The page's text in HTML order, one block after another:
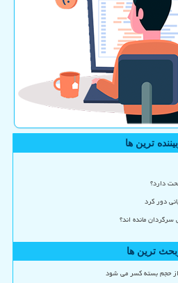
ترین ها
دارد؟
دور کرد
مانده اند؟
ترین ها
از حجم بسته کسر می شود